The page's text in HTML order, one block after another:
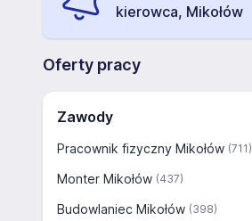
kierowca, Mikołów
Oferty pracy
Zawody
Pracownik fizyczny Mikołów (711)
Monter Mikołów (437)
Budowlaniec Mikołów (398)